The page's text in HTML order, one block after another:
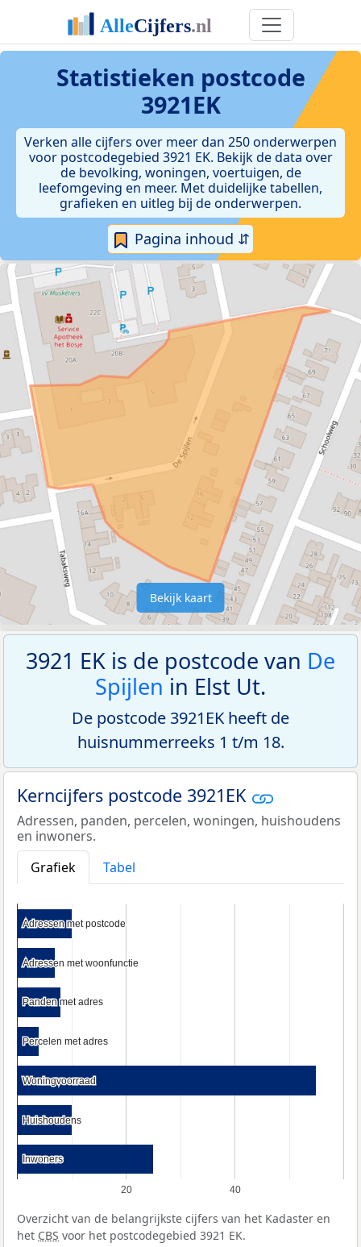
Statistieken postcode
3921EK
Verken alle cijfers over meer dan 250 onderwerpen
voor postcodegebied 3921 EK. Bekijk de data over
de bevolking, woningen, voertuigen, de
leefomgeving en meer. Met duidelijke tabellen,
grafieken en uitleg bij de onderwerpen.
Pagina inhoud ⇵
Bekijk kaart
3921 EK is de postcode van De
Spijlen in Elst Ut.
De postcode 3921EK heeft de
huisnummerreeks 1 t/m 18.
Kerncijfers postcode 3921EK
Adressen, panden, percelen, woningen, huishoudens
en inwoners.
Grafiek
Tabel
20 40
Adressen met postcode
Adressen met postcode
Adressen met woonfunctie
Adressen met woonfunctie
Panden met adres
Panden met adres
Percelen met adres
Percelen met adres
Woningvoorraad
Woningvoorraad
Huishoudens
Huishoudens
Inwoners
Inwoners
Overzicht van de belangrijkste cijfers van het Kadaster en
het CBS voor het postcodegebied 3921 EK.